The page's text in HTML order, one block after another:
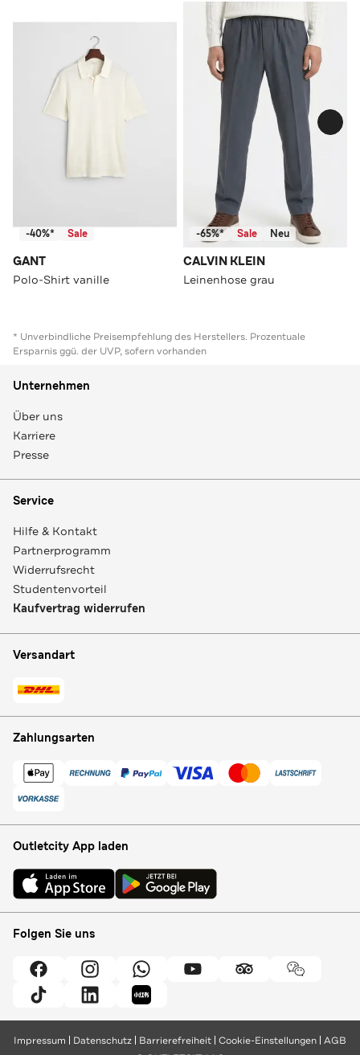
-40%* Sale
GANT
Polo-Shirt vanille
-65%* Sale Neu
CALVIN KLEIN
Leinenhose grau
* Unverbindliche Preisempfehlung des Herstellers. Prozentuale
Ersparnis ggü. der UVP, sofern vorhanden
Unternehmen
Über uns
Karriere
Presse
Service
Hilfe & Kontakt
Partnerprogramm
Widerrufsrecht
Studentenvorteil
Kaufvertrag widerrufen
Versandart
Zahlungsarten
Outletcity App laden
Folgen Sie uns
Impressum Datenschutz Barrierefreiheit Cookie-Einstellungen AGB